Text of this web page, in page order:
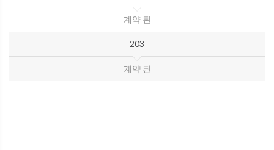
계약 된
203
계약 된